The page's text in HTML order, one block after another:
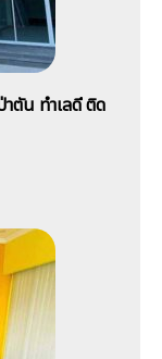
าตัน ทำเลดี ติด